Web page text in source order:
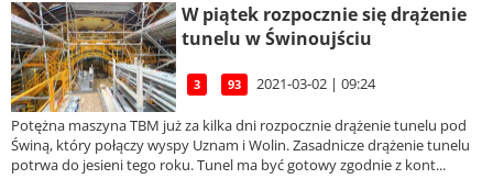
W piątek rozpocznie się drążenie
tunelu w Świnoujściu
3 93 2021-03-02 | 09:24
Potężna maszyna TBM już za kilka dni rozpocznie drążenie tunelu pod
Świną, który połączy wyspy Uznam i Wolin. Zasadnicze drążenie tunelu
potrwa do jesieni tego roku. Tunel ma być gotowy zgodnie z kont...